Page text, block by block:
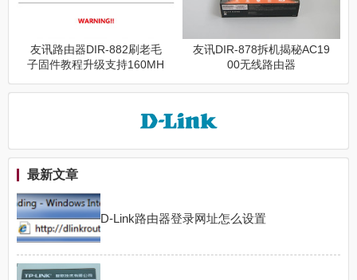
友讯路由器DIR-882刷老毛
子固件教程升级支持160MH
友讯DIR-878拆机揭秘AC19
00无线路由器
最新文章
D-Link路由器登录网址怎么设置